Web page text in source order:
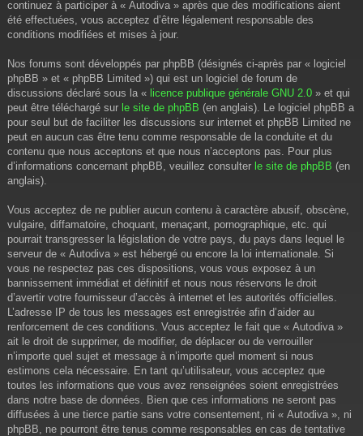
continuez à participer à « Autodiva » après que des modifications aient
été effectuées, vous acceptez d’être légalement responsable des
conditions modifiées et mises à jour.
Nos forums sont développés par phpBB (désignés ci-après par « logiciel
phpBB » et « phpBB Limited ») qui est un logiciel de forum de
discussions déclaré sous la « licence publique générale GNU 2.0 » et qui
peut être téléchargé sur le site de phpBB (en anglais). Le logiciel phpBB a
pour seul but de faciliter les discussions sur internet et phpBB Limited ne
peut en aucun cas être tenu comme responsable de la conduite et du
contenu que nous acceptons et que nous n’acceptons pas. Pour plus
d’informations concernant phpBB, veuillez consulter le site de phpBB (en
anglais).
Vous acceptez de ne publier aucun contenu à caractère abusif, obscène,
vulgaire, diffamatoire, choquant, menaçant, pornographique, etc. qui
pourrait transgresser la législation de votre pays, du pays dans lequel le
serveur de « Autodiva » est hébergé ou encore la loi internationale. Si
vous ne respectez pas ces dispositions, vous vous exposez à un
bannissement immédiat et définitif et nous nous réservons le droit
d’avertir votre fournisseur d’accès à internet et les autorités officielles.
L’adresse IP de tous les messages est enregistrée afin d’aider au
renforcement de ces conditions. Vous acceptez le fait que « Autodiva »
ait le droit de supprimer, de modifier, de déplacer ou de verrouiller
n’importe quel sujet et message à n’importe quel moment si nous
estimons cela nécessaire. En tant qu’utilisateur, vous acceptez que
toutes les informations que vous avez renseignées soient enregistrées
dans notre base de données. Bien que ces informations ne seront pas
diffusées à une tierce partie sans votre consentement, ni « Autodiva », ni
phpBB, ne pourront être tenus comme responsables en cas de tentative